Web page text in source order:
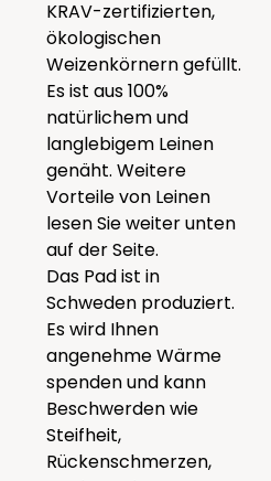
KRAV-zertifizierten,
ökologischen
Weizenkörnern gefüllt.
Es ist aus 100%
natürlichem und
langlebigem Leinen
genäht. Weitere
Vorteile von Leinen
lesen Sie weiter unten
auf der Seite.
Das Pad ist in
Schweden produziert.
Es wird Ihnen
angenehme Wärme
spenden und kann
Beschwerden wie
Steifheit,
Rückenschmerzen,